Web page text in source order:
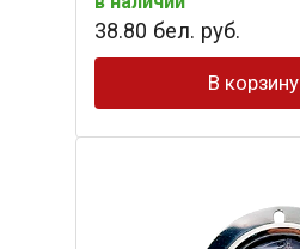
38.80 бел. руб.
В корзину